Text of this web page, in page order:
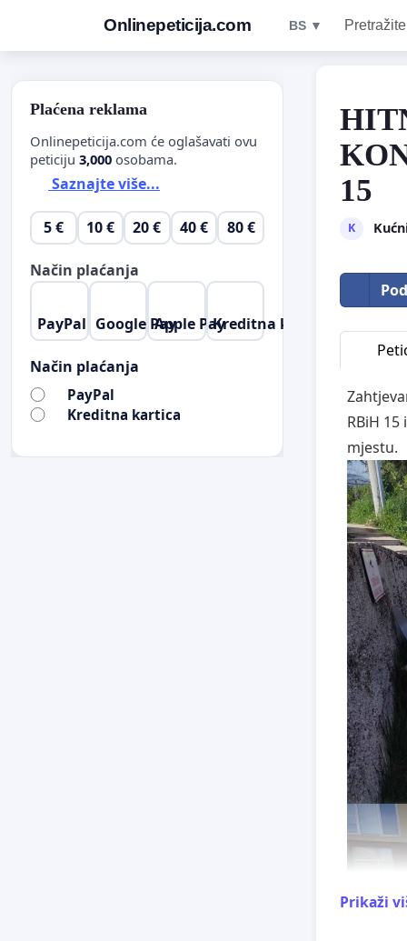
Onlinepeticija.com BS ▼
15
K
RBiH
mjestu.
Prikaži
Plaćena reklama
Onlinepeticija.com će oglašavati ovu
peticiju 3,000 osobama.
Saznajte više...
5 € 10 € 20 € 40 € 80 €
Način plaćanja
PayPal Google PayApple PayKreditna kartica
Način plaćanja
PayPal
Kreditna kartica